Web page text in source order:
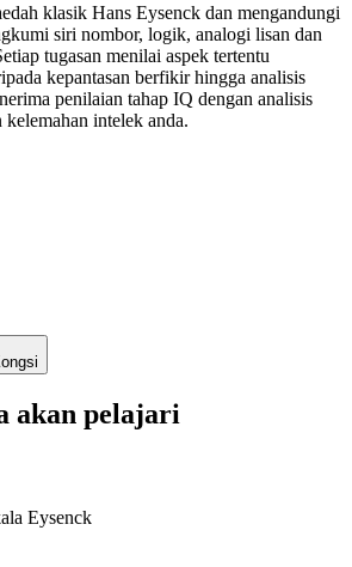
klasik Hans Eysenck dan mengandungi
siri nombor, logik, analogi lisan dan
tugasan menilai aspek tertentu
kepantasan berfikir hingga analisis
penilaian tahap IQ dengan analisis
intelek anda.
akan pelajari
Eysenck